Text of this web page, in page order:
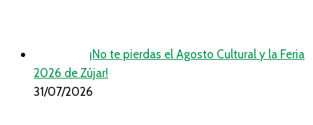
¡No te pierdas el Agosto Cultural y la Feria
2026 de Zújar!
31/07/2026